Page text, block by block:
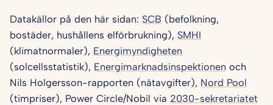
Datakällor på den här sidan: SCB (befolkning,
bostäder, hushållens elförbrukning), SMHI
(klimatnormaler), Energimyndigheten
(solcellsstatistik), Energimarknadsinspektionen och
Nils Holgersson-rapporten (nätavgifter), Nord Pool
(timpriser), Power Circle/Nobil via 2030-sekretariatet